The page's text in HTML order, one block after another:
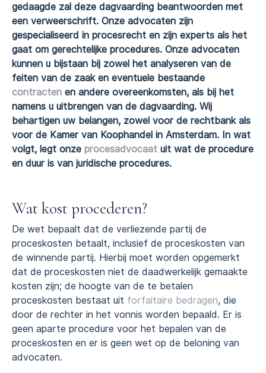
gedaagde zal deze dagvaarding beantwoorden met
een verweerschrift. Onze advocaten zijn
gespecialiseerd in procesrecht en zijn experts als het
gaat om gerechtelijke procedures. Onze advocaten
kunnen u bijstaan bij zowel het analyseren van de
feiten van de zaak en eventuele bestaande
contracten en andere overeenkomsten, als bij het
namens u uitbrengen van de dagvaarding. Wij
behartigen uw belangen, zowel voor de rechtbank als
voor de Kamer van Koophandel in Amsterdam. In wat
volgt, legt onze procesadvocaat uit wat de procedure
en duur is van juridische procedures.
Wat kost procederen?
De wet bepaalt dat de verliezende partij de
proceskosten betaalt, inclusief de proceskosten van
de winnende partij. Hierbij moet worden opgemerkt
dat de proceskosten niet de daadwerkelijk gemaakte
kosten zijn; de hoogte van de te betalen
proceskosten bestaat uit forfaitaire bedragen, die
door de rechter in het vonnis worden bepaald. Er is
geen aparte procedure voor het bepalen van de
proceskosten en er is geen wet op de beloning van
advocaten.